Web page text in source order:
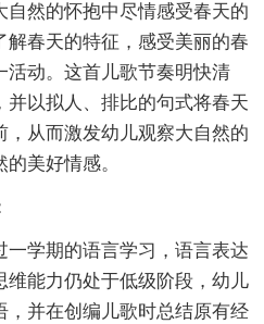
然的怀抱中尽情感受春天的
解春天的特征，感受美丽的春
活动。这首儿歌节奏明快清
并以拟人、排比的句式将春天
，从而激发幼儿观察大自然的
美好情感。
一学期的语言学习，语言表达
维能力仍处于低级阶段，幼儿
，并在创编儿歌时总结原有经